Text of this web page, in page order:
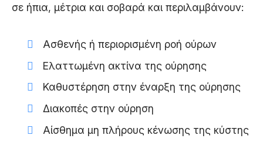
σε ήπια, μέτρια και σοβαρά και περιλαμβάνουν:
Ασθενής ή περιορισμένη ροή ούρων
Ελαττωμένη ακτίνα της ούρησης
Καθυστέρηση στην έναρξη της ούρησης
Διακοπές στην ούρηση
Αίσθημα μη πλήρους κένωσης της κύστης